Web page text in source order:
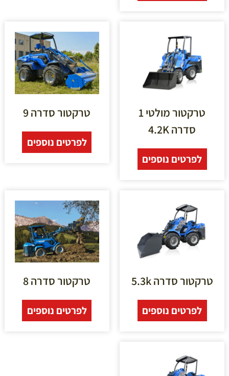
טרקטור מולטי 1
סדרה 4.2K
לפרטים נוספים
טרקטור סדרה 9
לפרטים נוספים
טרקטור סדרה 5.3k
לפרטים נוספים
טרקטור סדרה 8
לפרטים נוספים